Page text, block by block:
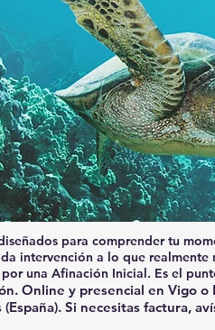
para comprender tu
intervención a lo que realmente
por una Afinación Inicial. Es el
Online y presencial en Vigo
Si necesitas factura,